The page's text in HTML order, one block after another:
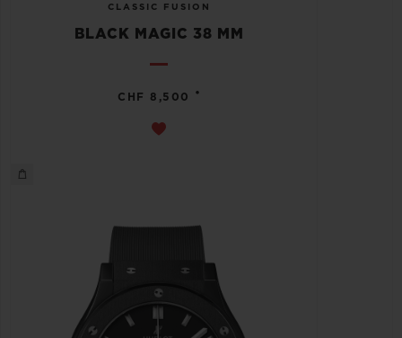
CLASSIC FUSION
BLACK MAGIC 38 MM
CHF 8,500 •